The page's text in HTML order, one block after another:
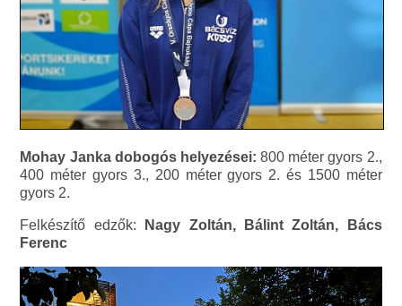
Mohay Janka dobogós helyezései: 800 méter gyors 2.,
400 méter gyors 3., 200 méter gyors 2. és 1500 méter
gyors 2.
Felkészítő edzők:
Nagy Zoltán, Bálint Zoltán, Bács
Ferenc